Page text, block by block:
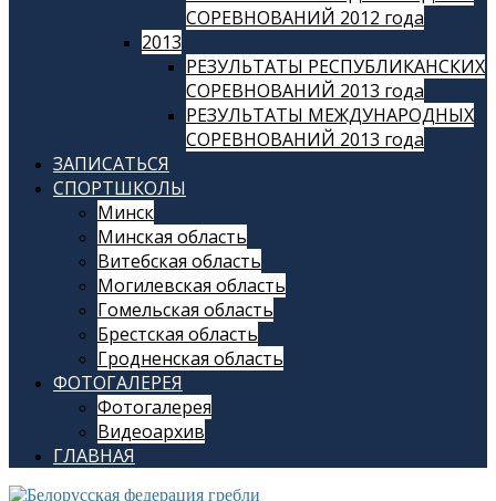
СОРЕВНОВАНИЙ 2012 года
2013
РЕЗУЛЬТАТЫ РЕСПУБЛИКАНСКИХ
СОРЕВНОВАНИЙ 2013 года
РЕЗУЛЬТАТЫ МЕЖДУНАРОДНЫХ
СОРЕВНОВАНИЙ 2013 года
ЗАПИСАТЬСЯ
СПОРТШКОЛЫ
Минск
Минская область
Витебская область
Могилевская область
Гомельская область
Брестская область
Гродненская область
ФОТОГАЛЕРЕЯ
Фотогалерея
Видеоархив
ГЛАВНАЯ